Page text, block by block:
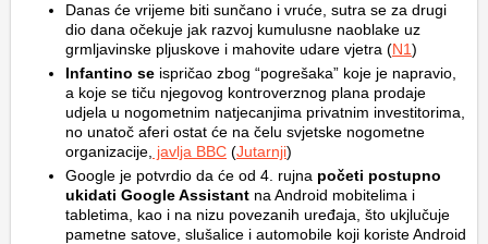
Danas će vrijeme biti sunčano i vruće, sutra se za drugi
dio dana očekuje jak razvoj kumulusne naoblake uz
grmljavinske pljuskove i mahovite udare vjetra (N1)
Infantino se ispričao zbog “pogrešaka” koje je napravio,
a koje se tiču njegovog kontroverznog plana prodaje
udjela u nogometnim natjecanjima privatnim investitorima,
no unatoč aferi ostat će na čelu svjetske nogometne
organizacije, javlja BBC (Jutarnji)
Google je potvrdio da će od 4. rujna početi postupno
ukidati Google Assistant na Android mobitelima i
tabletima, kao i na nizu povezanih uređaja, što ukjlučuje
pametne satove, slušalice i automobile koji koriste Android